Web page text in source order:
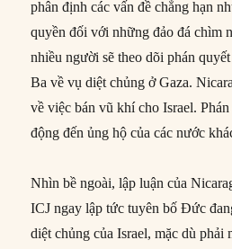
phân định các vấn đề chẳng hạn
quyền đối với những đảo đá chìm
nhiều người sẽ theo dõi phán
Ba về vụ diệt chủng ở Gaza.
về việc bán vũ khí cho Israel.
động đến ủng hộ của các nước
Nhìn bề ngoài, lập luận của
ICJ ngay lập tức tuyên bố Đức
diệt chủng của Israel, mặc dù phải